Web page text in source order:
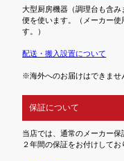
大型厨房機器（調理台も含
便を使います。（メーカー
す。）
配送・搬入設置について
※海外へのお届けはできませ
保証について
当店では、通常のメーカー
２年間の保証をお付けしてお